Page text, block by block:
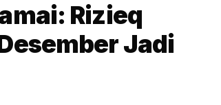
Rizieq
Jadi